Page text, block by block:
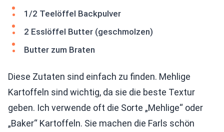
1/2 Teelöffel Backpulver
2 Esslöffel Butter (geschmolzen)
Butter zum Braten
Diese Zutaten sind einfach zu finden. Mehlige
Kartoffeln sind wichtig, da sie die beste Textur
geben. Ich verwende oft die Sorte „Mehlige“ oder
„Baker“ Kartoffeln. Sie machen die Farls schön